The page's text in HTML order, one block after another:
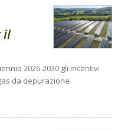
il
2026-2030 gli incentivi
da depurazione